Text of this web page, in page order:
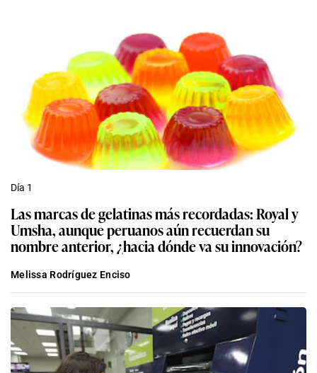
Día 1
Las marcas de gelatinas más recordadas: Royal y
Umsha, aunque peruanos aún recuerdan su
nombre anterior, ¿hacia dónde va su innovación?
Melissa Rodríguez Enciso